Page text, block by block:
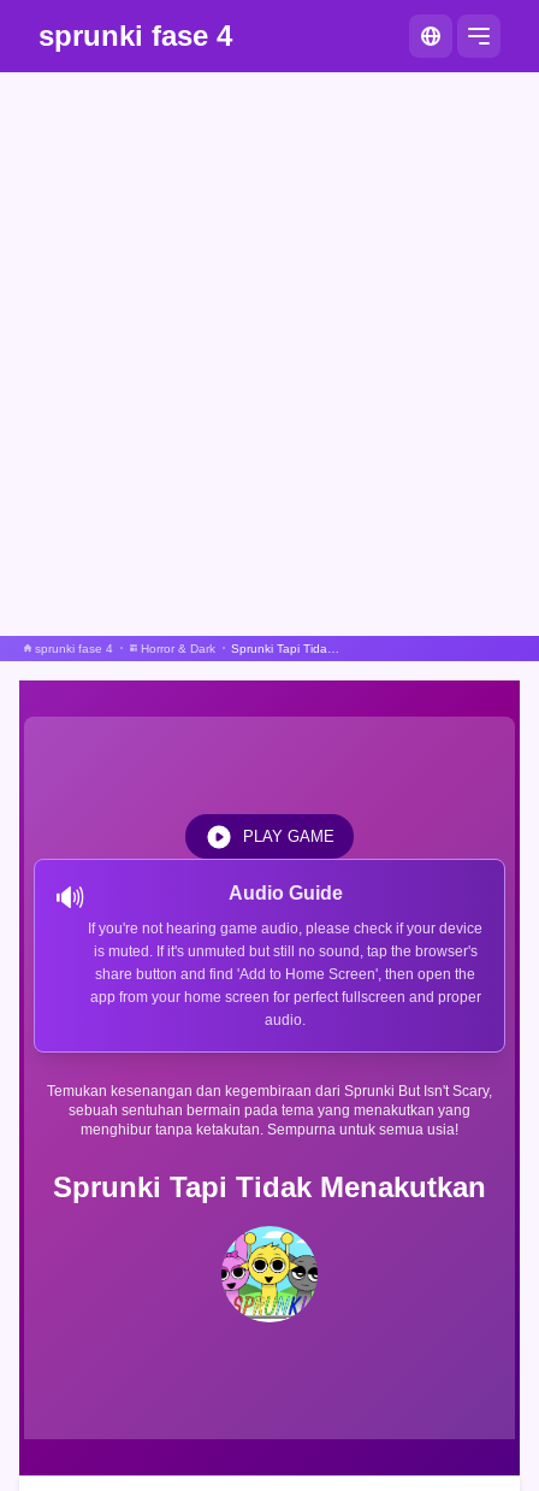
sprunki fase 4
sprunki fase 4 Horror & Dark
Sprunki Tapi Tidak Menakutkan
Temukan kesenangan dan kegembiraan dari Sprunki But Isn't Scary,
sebuah sentuhan bermain pada tema yang menakutkan yang
menghibur tanpa ketakutan. Sempurna untuk semua usia!
🔊 Audio Guide
If you're not hearing game audio, please check if your device
is muted. If it's unmuted but still no sound, tap the browser's
share button and find 'Add to Home Screen', then open the
app from your home screen for perfect fullscreen and proper
audio.
PLAY GAME